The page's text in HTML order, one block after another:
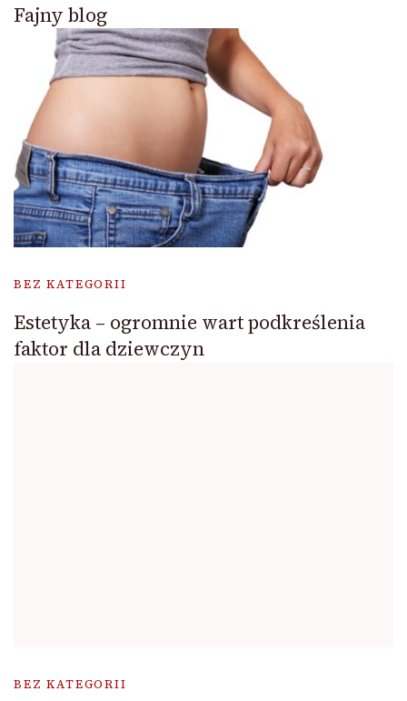
Fajny blog
BEZ KATEGORII
Estetyka – ogromnie wart podkreślenia
faktor dla dziewczyn
BEZ KATEGORII